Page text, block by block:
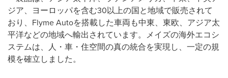
ジア、ヨーロッパを含む30以上の国と地域で販売されて
おり、Flyme Autoを搭載した車両も中東、東欧、アジア太
平洋などの地域へ輸出されています。メイズの海外エコシ
ステムは、人・車・住空間の真の統合を実現し、一定の規
模を確立しました。